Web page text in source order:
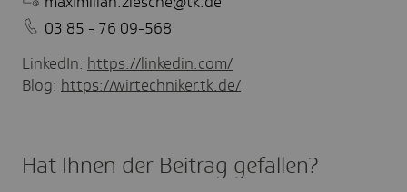
03 85 - 76 09-568
LinkedIn: https://linkedin.com/
Blog: https://wirtechniker.tk.de/
Hat Ihnen der Beitrag gefal­len?